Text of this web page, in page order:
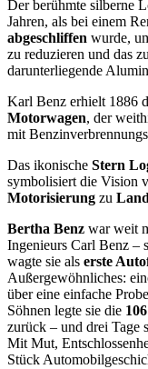
Der berühmte silberne
Jahren, als bei einem
abgeschliffen wurde,
zu reduzieren und das
darunterliegende
Karl Benz erhielt 1886
Motorwagen, der
mit
Das ikonische Stern
symbolisiert die Vision
Motorisierung zu
Bertha Benz war weit
Ingenieurs Carl Benz –
wagte sie als erste
Außergewöhnliches:
über eine einfache
Söhnen legte sie die
zurück – und drei Tage
Mit Mut,
Stück